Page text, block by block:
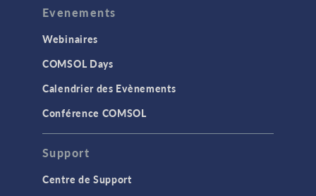
Evenements
Webinaires
COMSOL Days
Calendrier des Evènements
Conférence COMSOL
Support
Centre de Support